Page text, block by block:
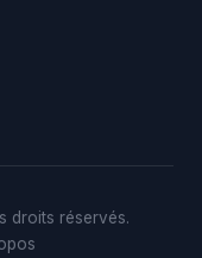
droits réservés.